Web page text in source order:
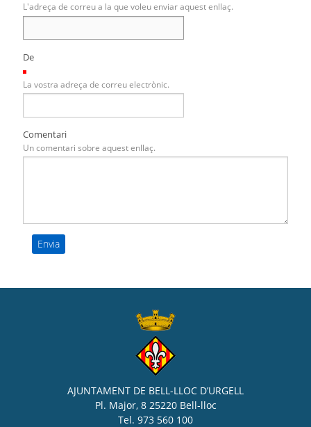
L'adreça de correu a la que voleu enviar aquest enllaç.
De
La vostra adreça de correu electrònic.
Comentari
Un comentari sobre aquest enllaç.
AJUNTAMENT DE BELL-LLOC D’URGELL
Pl. Major, 8 25220 Bell-lloc
Tel. 973 560 100